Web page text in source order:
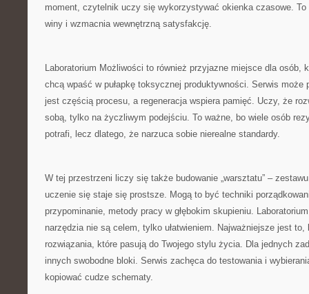
moment, czytelnik uczy się wykorzystywać okienka czasowe.
winy i wzmacnia wewnętrzną satysfakcję.
Laboratorium Możliwości to również przyjazne miejsce dla osób,
chcą wpaść w pułapkę toksycznej produktywności. Serwis może
jest częścią procesu, a regeneracja wspiera pamięć. Uczy, że
sobą, tylko na życzliwym podejściu. To ważne, bo wiele osób
potrafi, lecz dlatego, że narzuca sobie nierealne standardy.
W tej przestrzeni liczy się także budowanie „warsztatu” –
uczenie się staje się prostsze. Mogą to być techniki
przypominanie, metody pracy w głębokim skupieniu.
narzędzia nie są celem, tylko ułatwieniem. Najważniejsze jest
rozwiązania, które pasują do Twojego stylu życia. Dla jednych
innych swobodne bloki. Serwis zachęca do testowania i
kopiować cudze schematy.